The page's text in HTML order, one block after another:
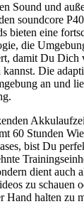
Sound und
soundcore
bieten eine
die
damit Du Dich
Die
an und
60 Stunden
bist Du
dient auch
zu schauen
Hand halten zu